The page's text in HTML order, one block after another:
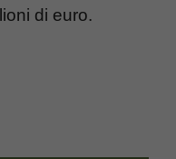
di euro.